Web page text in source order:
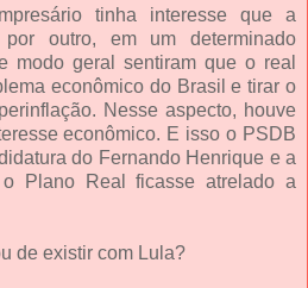
tinha interesse que a
por outro, em um determinado
modo geral sentiram que o real
econômico do Brasil e tirar o
Nesse aspecto, houve
econômico. E isso o PSDB
do Fernando Henrique e a
Plano Real ficasse atrelado a
de existir com Lula?